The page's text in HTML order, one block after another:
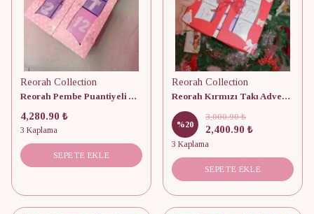
Reorah Collection
Reorah Pembe Puantiyeli Advent Calendar 12 Adet
4,280.90 ₺
3 Kaplama
SEPETE EKLE
Reorah Collection
Reorah Kırmızı Takı Advent Calendar 9 Adet
%20
3,000.90 ₺
2,400.90 ₺
3 Kaplama
SEPETE EKLE